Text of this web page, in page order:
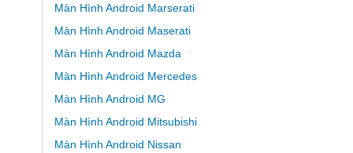
Màn Hình Android Marserati
Màn Hình Android Maserati
Màn Hình Android Mazda
Màn Hình Android Mercedes
Màn Hình Android MG
Màn Hình Android Mitsubishi
Màn Hình Android Nissan